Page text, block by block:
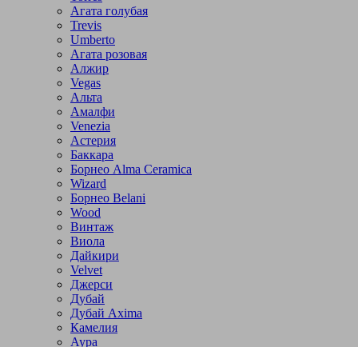
Агата голубая
Trevis
Umberto
Агата розовая
Алжир
Vegas
Альта
Амалфи
Venezia
Астерия
Баккара
Борнео Alma Ceramica
Wizard
Борнео Belani
Wood
Винтаж
Виола
Дайкири
Velvet
Джерси
Дубай
Дубай Axima
Камелия
Аура